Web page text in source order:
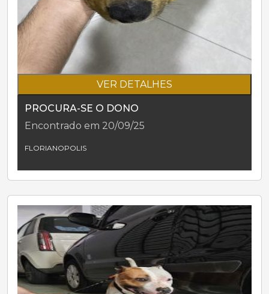
VER DETALHES
PROCURA-SE O DONO
Encontrado em 20/09/25
FLORIANOPOLIS